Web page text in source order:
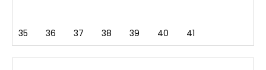
35 36 37 38 39 40 41